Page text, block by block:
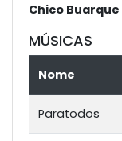
Chico Buarque
MÚSICAS
Nome
Paratodos